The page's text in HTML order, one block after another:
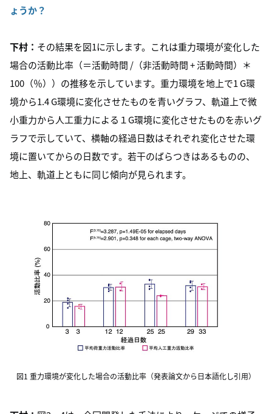
ょうか？
下村： その結果を図1に示します。これは重力環境が変化した
場合の活動比率（＝活動時間 /（非活動時間 + 活動時間）＊
100（％））の推移を示しています。重力環境を地上で1 G環
境から1.4 G環境に変化させたものを青いグラフ、軌道上で微
小重力から人工重力による１G環境に変化させたものを赤いグ
ラフで示していて、横軸の経過日数はそれぞれ変化させた環
境に置いてからの日数です。若干のばらつきはあるものの、
地上、軌道上ともに同じ傾向が見られます。
図1 重力環境が変化した場合の活動比率（発表論文から日本語化し引用）